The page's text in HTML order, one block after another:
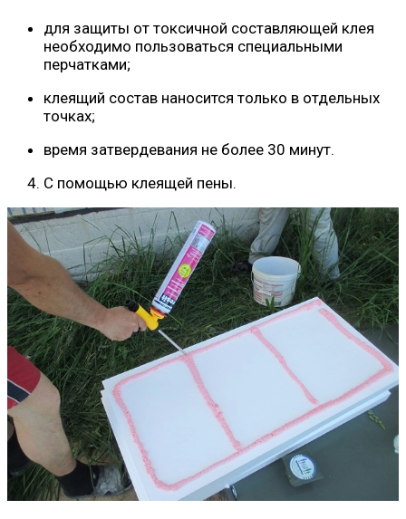
для защиты от токсичной составляющей клея
необходимо пользоваться специальными
перчатками;
клеящий состав наносится только в отдельных
точках;
время затвердевания не более 30 минут.
С помощью клеящей пены.